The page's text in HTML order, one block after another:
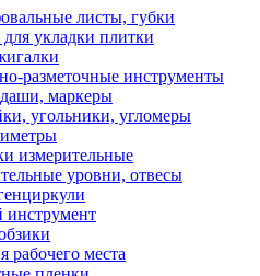
листы, губки
укладки плитки
разметочные инструменты
маркеры
угольники, угломеры
измерительные
уровни, отвесы
рабочего места